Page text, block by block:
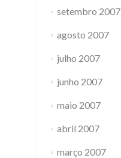
setembro 2007
agosto 2007
julho 2007
junho 2007
maio 2007
abril 2007
março 2007